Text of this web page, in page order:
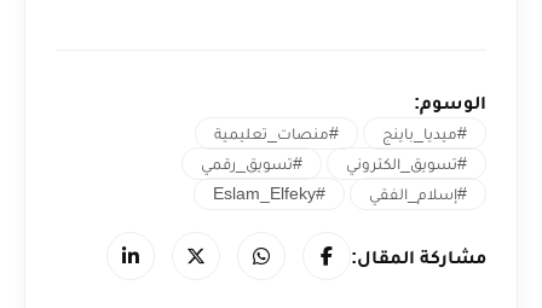
الوسوم:
#ميديا_باينج
#منصات_تعليمية
#تسويق_الكتروني
#تسويق_رقمي
#إسلام_الفقي
#Eslam_Elfeky
مشاركة المقال: